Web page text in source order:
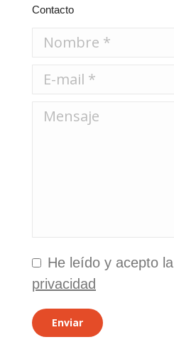
Contacto
He leído y acepto la
privacidad
Enviar